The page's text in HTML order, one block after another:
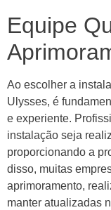
Equipe
Ao escolher a
Ulysses, é
e experiente.
instalação seja
proporcionando a
disso, muitas
aprimoramento,
manter atualizadas